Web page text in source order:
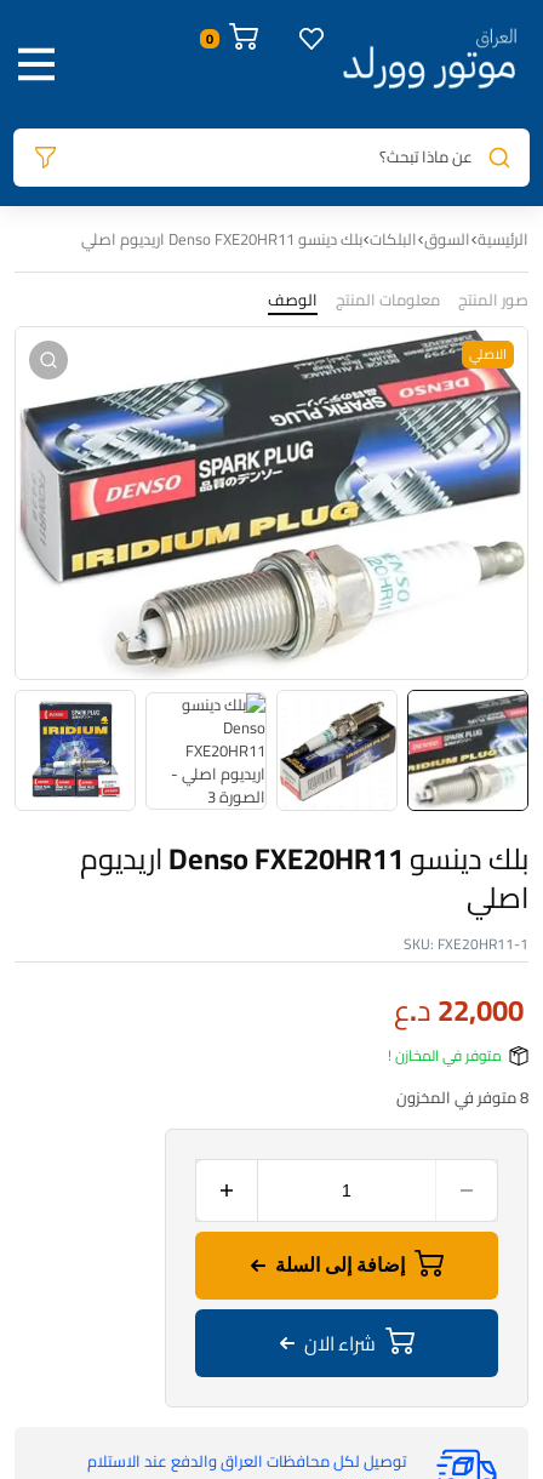
0
عن ماذا تبحث؟
الرئيسية السوق البلكات بلك دينسو Denso FXE20HR11 اريديوم اصلي
صور المنتج معلومات المنتج الوصف
الاصلي
بلك دينسو Denso FXE20HR11 اريديوم
اصلي
SKU: FXE20HR11-1
22,000د.ع
متوفر في المخازن !
8 متوفر في المخزون
إضافة إلى السلة
شراء الان
توصيل لكل محافظات العراق والدفع عند الاستلام